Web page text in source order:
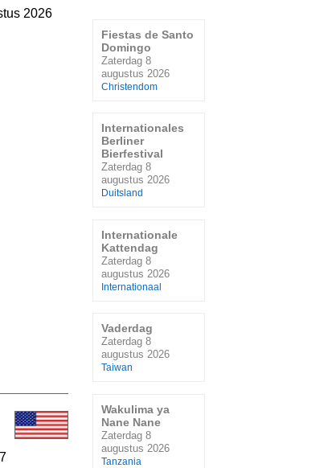
2026
Fiestas de Santo
Domingo
Zaterdag 8
augustus 2026
Christendom
Internationales
Berliner
Bierfestival
Zaterdag 8
augustus 2026
Duitsland
Internationale
Kattendag
Zaterdag 8
augustus 2026
Internationaal
Vaderdag
Zaterdag 8
augustus 2026
Taiwan
Wakulima ya
Nane Nane
Zaterdag 8
augustus 2026
Tanzania